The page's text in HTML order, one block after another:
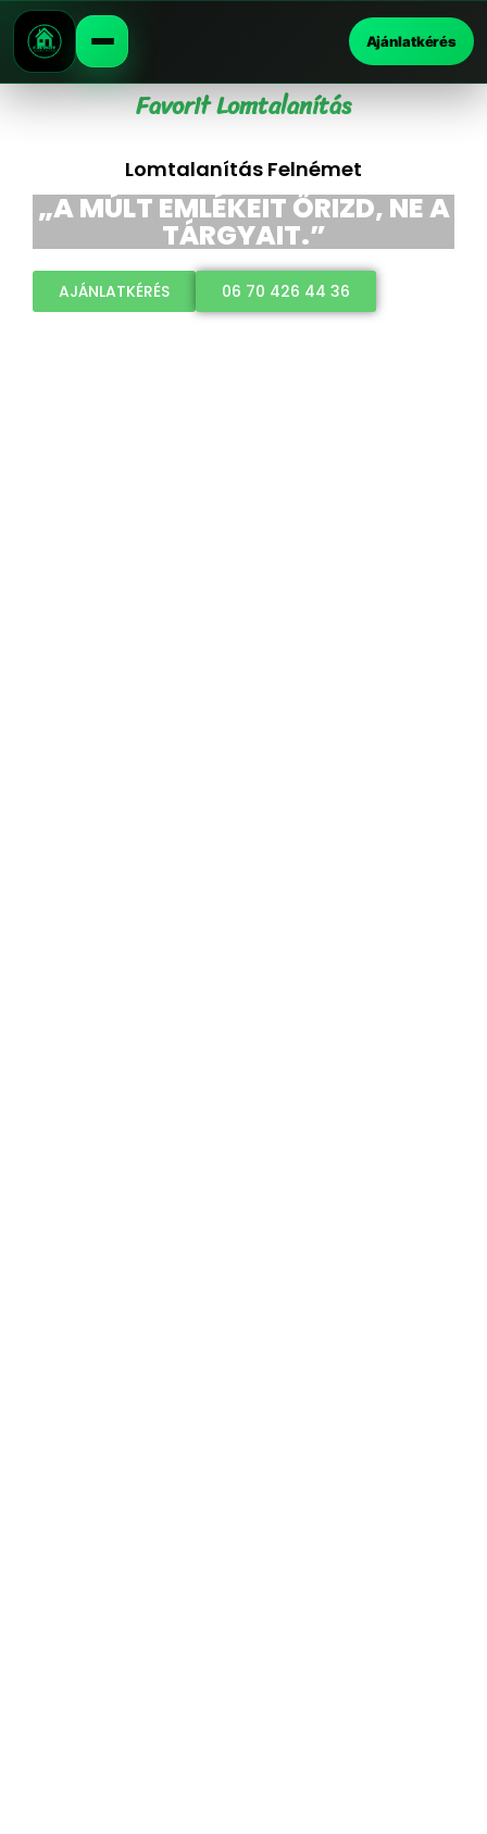
Ajánlatkérés
Favorit Lomtalanítás
Lomtalanítás Felnémet
„A MÚLT EMLÉKEIT ŐRIZD, NE A
TÁRGYAIT.”
AJÁNLATKÉRÉS 06 70 426 44 36